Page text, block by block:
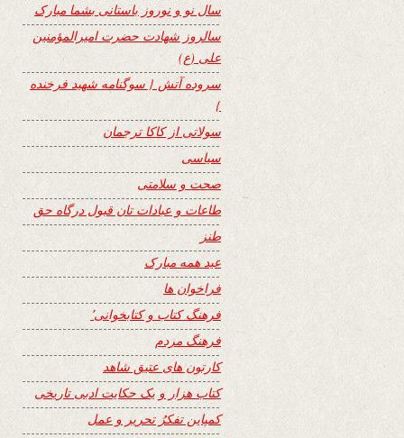
سال نو و نوروز باستانی بشما مبارک
سالروز شهادت حضرت امیرالمؤمنین
علی (ع)
سروده آتش { سوگنامه شهید فرخنده
}
سولاتی از کاکا ترجمان
سیاسی
صحت و سلامتی
طاعات و عبادات تان قبول درگاه حق
طنز
عید همه مبارک
فراخوان ها
فرهنگ کتاب و کتابخوانی٬
فرهنگ مردم
کارتون های عتیق شاهد
کتاب هزار و یک حکایت ادبی تاریخی
کمپاین تفکرُ تحریر و عمل